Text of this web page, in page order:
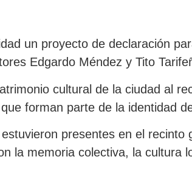
un proyecto de declaración
Edgardo Méndez y Tito
cultural de la ciudad al
forman parte de la identidad
presentes en el
la memoria colectiva, la cultura